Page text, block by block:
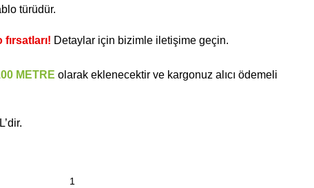
türüdür.
Detaylar için bizimle iletişime geçin.
METRE olarak eklenecektir ve kargonuz alıcı ödemeli